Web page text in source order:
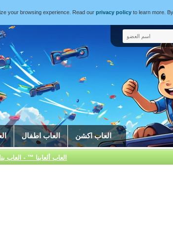
your browsing experience. Read our privacy policyto learn more.
العاب اطفال العاب اكشن
العاب ألعابنا ™ - العاب